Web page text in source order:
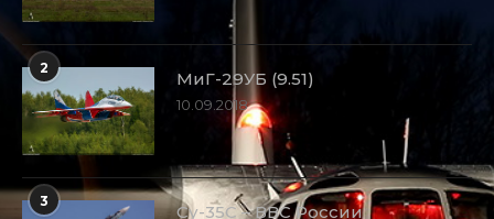
2
МиГ-29УБ (9.51)
10.09.2018
3
Су-35С – ВВС России